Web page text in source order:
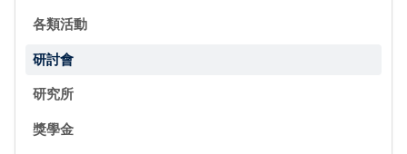
各類活動
研討會
研究所
獎學金